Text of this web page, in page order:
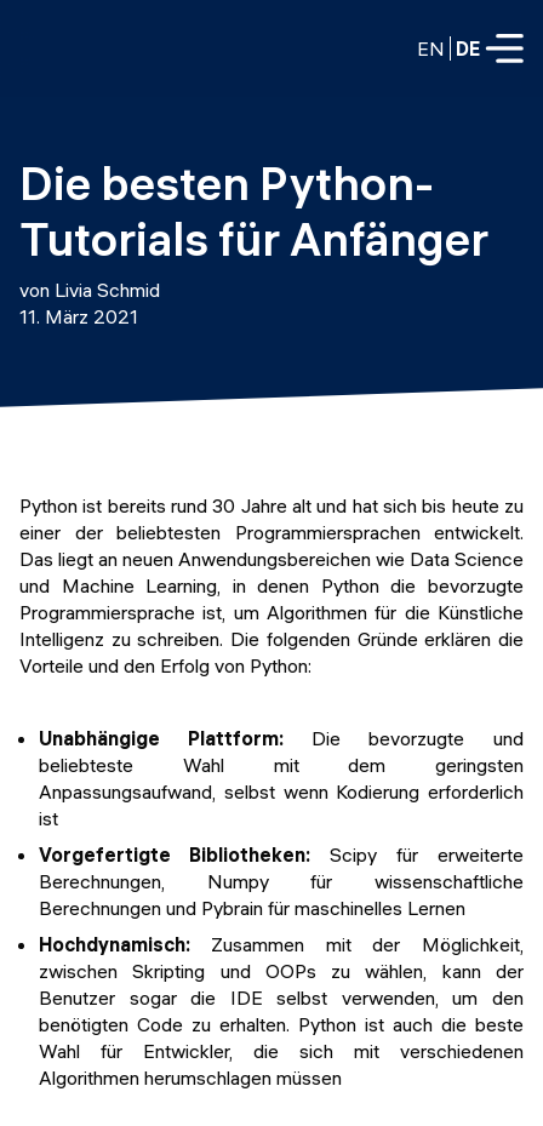
EN DE
VOLLZEITPROGRAMME
Data Science
Web-Entwicklung und KI
TEILZEITROGRAMME
DevOps
LLMOps
KURZKURSE
Generative KI meistern
Python Programmierung
KOSTENLOSE RESSOURCEN
Data Science Einführungskurs
Web-Entwicklung Einführungskurs
Python Einführungskurs
Python & Ops Einführungskurs
Weiterbildung / Schulung
Consulting
Labs
Wer wir sind
Partner
Veranstaltungen
Abschlussprojekte
Alumni Geschichten
Die besten Python-
Tutorials für Anfänger
von Livia Schmid
11. März 2021
Python ist bereits rund 30 Jahre alt und hat sich bis heute zu
einer der beliebtesten Programmiersprachen entwickelt.
Das liegt an neuen Anwendungsbereichen wie Data Science
und Machine Learning, in denen Python die bevorzugte
Programmiersprache ist, um Algorithmen für die Künstliche
Intelligenz zu schreiben. Die folgenden Gründe erklären die
Vorteile und den Erfolg von Python:
Unabhängige Plattform: Die bevorzugte und
beliebteste Wahl mit dem geringsten
Anpassungsaufwand, selbst wenn Kodierung erforderlich
ist
Vorgefertigte Bibliotheken: Scipy für erweiterte
Berechnungen, Numpy für wissenschaftliche
Berechnungen und Pybrain für maschinelles Lernen
Hochdynamisch: Zusammen mit der Möglichkeit,
zwischen Skripting und OOPs zu wählen, kann der
Benutzer sogar die IDE selbst verwenden, um den
benötigten Code zu erhalten. Python ist auch die beste
Wahl für Entwickler, die sich mit verschiedenen
Algorithmen herumschlagen müssen